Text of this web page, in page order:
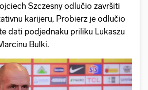
Szczesny odlučio završiti
karijeru, Probierz je odlučio
dati podjednaku priliku Lukaszu
Bulki.